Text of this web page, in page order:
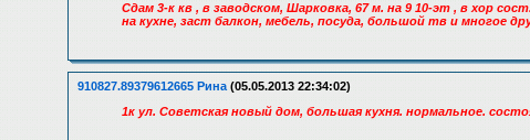
Сдам 3-к кв , в заводском, Шарковка, 67 м. на 9 10-эт , в хор
на кухне, заст балкон, мебель, посуда, большой тв и многое
910827.89379612665 Рина (05.05.2013 22:34:02)
1к ул. Советская новый дом, большая кухня. нормальное.